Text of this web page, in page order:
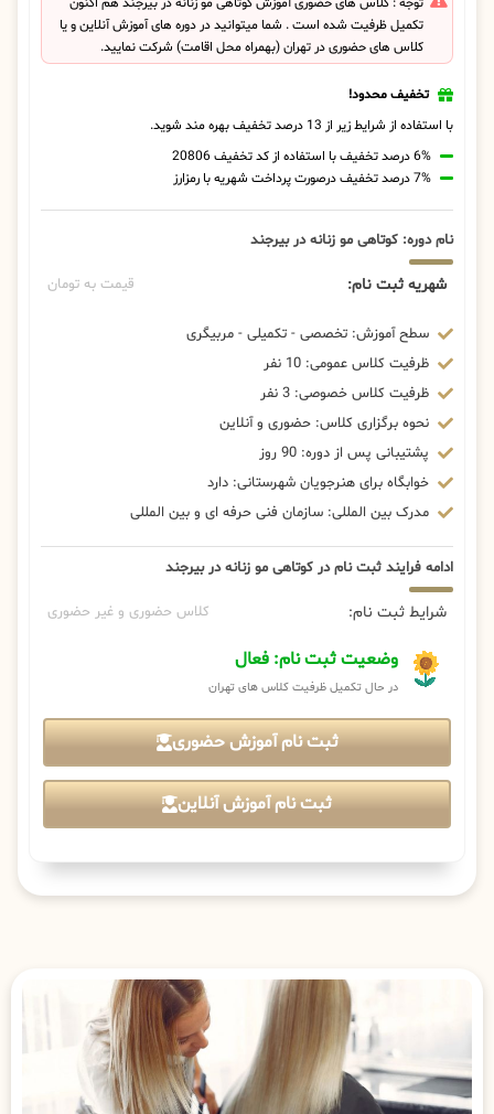
تکمیل ظرفیت شده است . شما میتوانید در دوره های آموزش آنلاین و یا
کلاس های حضوری در تهران (بهمراه محل اقامت) شرکت نمایید.
تخفیف محدود!
با استفاده از شرایط زیر از 13 درصد تخفیف بهره مند شوید.
6% درصد تخفیف با استفاده از کد تخفیف 20806
7% درصد تخفیف درصورت پرداخت شهریه با رمزارز
نام دوره: کوتاهی مو زنانه در بیرجند
شهریه ثبت نام: قیمت به تومان
سطح آموزش: تخصصی - تکمیلی - مربیگری
ظرفیت کلاس عمومی: 10 نفر
ظرفیت کلاس خصوصی: 3 نفر
نحوه برگزاری کلاس: حضوری و آنلاین
پشتیبانی پس از دوره: 90 روز
خوابگاه برای هنرجویان شهرستانی: دارد
مدرک بین المللی: سازمان فنی حرفه ای و بین المللی
ادامه فرایند ثبت نام در کوتاهی مو زنانه در بیرجند
شرایط ثبت نام: کلاس حضوری و غیر حضوری
وضعیت ثبت نام: فعال
در حال تکمیل ظرفیت کلاس های تهران
ثبت نام آموزش حضوری
ثبت نام آموزش آنلاین